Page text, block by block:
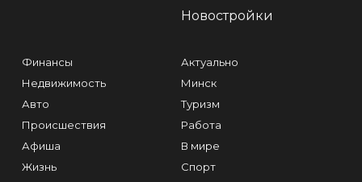
Новостройки
Финансы
Недвижимость
Авто
Происшествия
Афиша
Жизнь
Актуально
Минск
Туризм
Работа
В мире
Спорт